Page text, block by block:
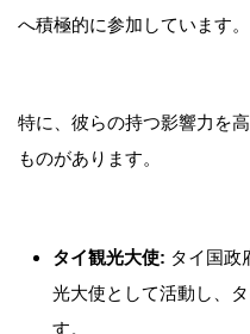
へ積極的に参加しています。
特に、彼らの持つ影響力を
ものがあります。
タイ観光大使: タイ国政
光大使として活動し、
す。